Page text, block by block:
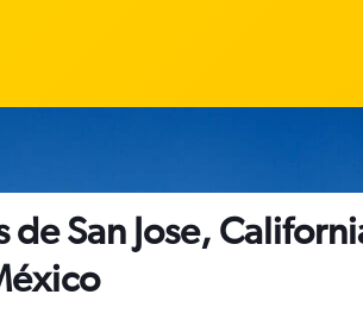
de San Jose,